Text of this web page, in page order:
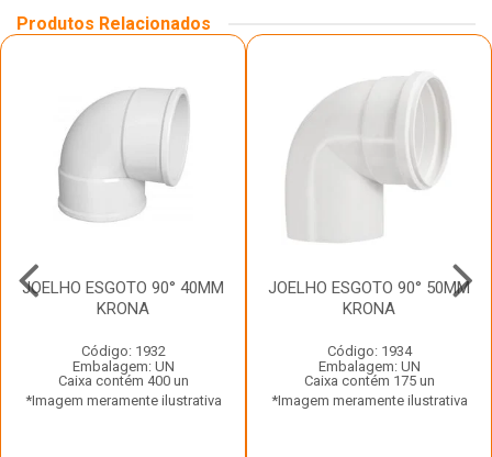
Produtos Relacionados
JOELHO ESGOTO 90° 40MM
KRONA
Código: 1932
Embalagem: UN
Caixa contém 400 un
*Imagem meramente ilustrativa
JOELHO ESGOTO 90° 50MM
KRONA
Código: 1934
Embalagem: UN
Caixa contém 175 un
*Imagem meramente ilustrativa